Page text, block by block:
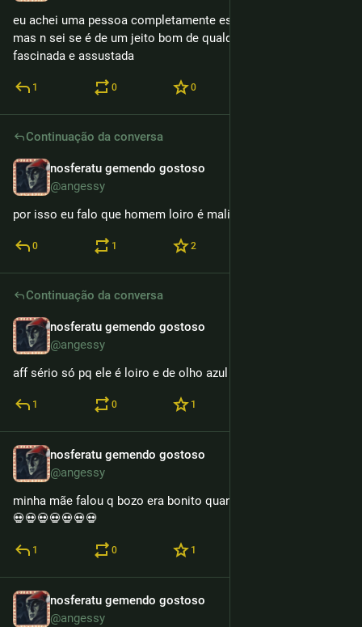
eu achei uma pessoa completamente esquizo no letterboxd
mas n sei se é de um jeito bom de qualquer maneira estou
fascinada e assustada
1 0 0
Continuação da conversa
nosferatu gemendo gostoso
@angessy
por isso eu falo que homem loiro é maligno
0 1 2
Continuação da conversa
nosferatu gemendo gostoso
@angessy
aff sério só pq ele é loiro e de olho azul
1 0 1
nosferatu gemendo gostoso
@angessy
minha mãe falou q bozo era bonito quando era jovem 💀💀💀
💀💀💀💀💀💀💀
1 0 1
nosferatu gemendo gostoso
@angessy